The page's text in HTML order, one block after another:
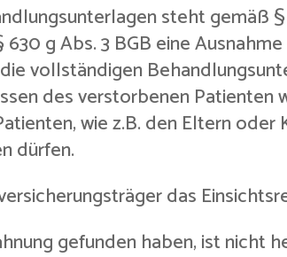
steht gemäß §
g Abs. 3 BGB eine
vollständigen
des verstorbenen Patienten
wie z.B. den Eltern oder
dürfen.
das
gefunden haben, ist nicht